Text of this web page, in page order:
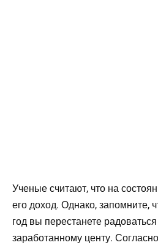
Ученые считают, что на
его доход. Однако, запомните,
год вы перестанете
заработанному центу. Согласно